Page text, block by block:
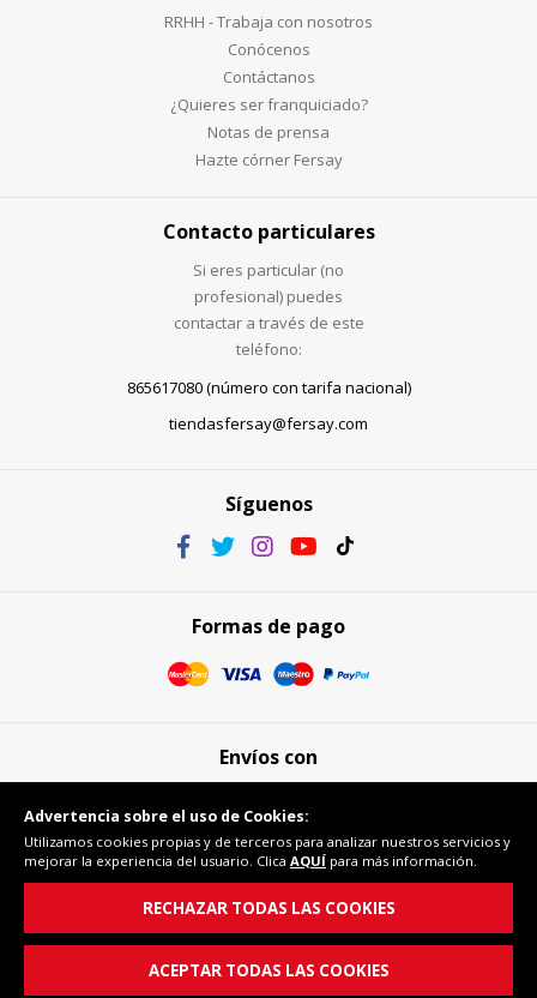
RRHH - Trabaja con nosotros
Conócenos
Contáctanos
¿Quieres ser franquiciado?
Notas de prensa
Hazte córner Fersay
Contacto particulares
Si eres particular (no
profesional) puedes
contactar a través de este
teléfono:
865617080 (número con tarifa nacional)
tiendasfersay@fersay.com
Síguenos
Formas de pago
Envíos con
Compra segura
Advertencia sobre el uso de Cookies:
Utilizamos cookies propias y de terceros para analizar nuestros servicios y
mejorar la experiencia del usuario. Clica AQUÍ para más información.
RECHAZAR TODAS LAS COOKIES
ACEPTAR TODAS LAS COOKIES